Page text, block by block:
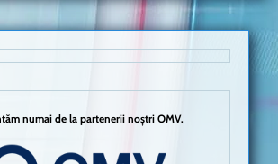
numai de la partenerii noștri OMV.